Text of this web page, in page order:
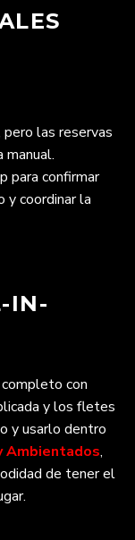
las reservas
para confirmar
y coordinar la
IN-
con
y los fletes
y usarlo dentro
Ambientados,
de tener el